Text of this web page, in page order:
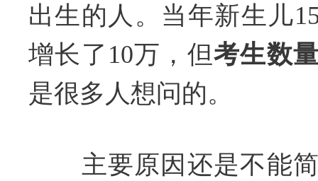
出生的人。当年新生儿
增长了10万，但考生数
是很多人想问的。
主要原因还是不能简